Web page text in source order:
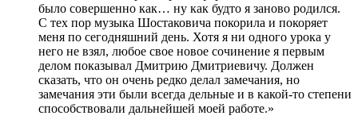
было совершенно как… ну как будто я заново родился.
С тех пор музыка Шостаковича покорила и покоряет
меня по сегодняшний день. Хотя я ни одного урока у
него не взял, любое свое новое сочинение я первым
делом показывал Дмитрию Дмитриевичу. Должен
сказать, что он очень редко делал замечания, но
замечания эти были всегда дельные и в какой-то степени
способствовали дальнейшей моей работе.»